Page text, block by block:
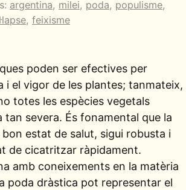
argentina, milei, poda, populisme,
, feixisme
poden ser efectives per
i el vigor de les plantes; tanmateix,
totes les espècies vegetals
tan severa. És fonamental que la
estat de salut, sigui robusta i
de cicatritzar ràpidament.
amb coneixements en la matèria
poda dràstica pot representar el